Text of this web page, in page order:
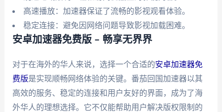
高速播放：加速器保证了流畅的影视观看体验。
稳定连接：避免因网络问题导致影视加载困难。
安卓加速器免费版 – 畅享无界界
对于在海外的华人来说，选择一个合适的安卓加速器免
费版是实现顺畅网络体验的关键。番茄回国加速器以其
高效的服务、稳定的连接和用户友好的界面，成为了海
外华人的理想选择。它不仅能帮助用户解决版权限制的